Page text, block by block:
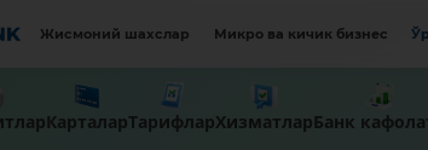
Жисмоний шахслар Микро ва кичик бизнес
КарталарТарифларХизматларБанк